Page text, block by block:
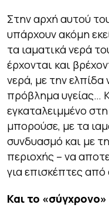
Στην αρχή αυτού
υπάρχουν ακόμη
τα ιαματικά νερά
έρχονται και
νερά, με την
πρόβλημα υγείας…
εγκαταλειμμένο
μπορούσε, με τα
συνδυασμό και με
περιοχής – να
για επισκέπτες
Και το